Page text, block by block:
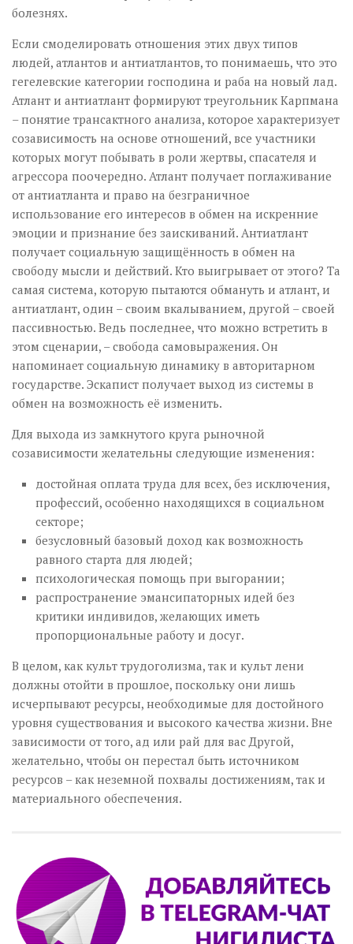
болезнях.
Если смоделировать отношения этих двух типов
людей, атлантов и антиатлантов, то понимаешь, что это
гегелевские категории господина и раба на новый лад.
Атлант и антиатлант формируют треугольник Карпмана
– понятие трансактного анализа, которое характеризует
созависимость на основе отношений, все участники
которых могут побывать в роли жертвы, спасателя и
агрессора поочередно. Атлант получает поглаживание
от антиатланта и право на безграничное
использование его интересов в обмен на искренние
эмоции и признание без заискиваний. Антиатлант
получает социальную защищённость в обмен на
свободу мысли и действий. Кто выигрывает от этого? Та
самая система, которую пытаются обмануть и атлант, и
антиатлант, один – своим вкалыванием, другой – своей
пассивностью. Ведь последнее, что можно встретить в
этом сценарии, – свобода самовыражения. Он
напоминает социальную динамику в авторитарном
государстве. Эскапист получает выход из системы в
обмен на возможность её изменить.
Для выхода из замкнутого круга рыночной
созависимости желательны следующие изменения:
достойная оплата труда для всех, без исключения,
профессий, особенно находящихся в социальном
секторе;
безусловный базовый доход как возможность
равного старта для людей;
психологическая помощь при выгорании;
распространение эмансипаторных идей без
критики индивидов, желающих иметь
пропорциональные работу и досуг.
В целом, как культ трудоголизма, так и культ лени
должны отойти в прошлое, поскольку они лишь
исчерпывают ресурсы, необходимые для достойного
уровня существования и высокого качества жизни. Вне
зависимости от того, ад или рай для вас Другой,
желательно, чтобы он перестал быть источником
ресурсов – как неземной похвалы достижениям, так и
материального обеспечения.